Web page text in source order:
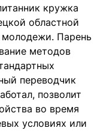
кружка
областной
Парень
методов
переводчик
позволит
во время
условиях или